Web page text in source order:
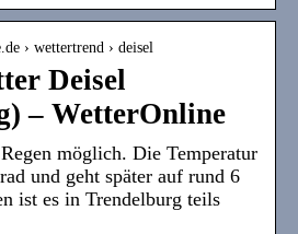
› wettertrend › deisel
Deisel
– WetterOnline
möglich. Die Temperatur
und geht später auf rund 6
ist es in Trendelburg teils